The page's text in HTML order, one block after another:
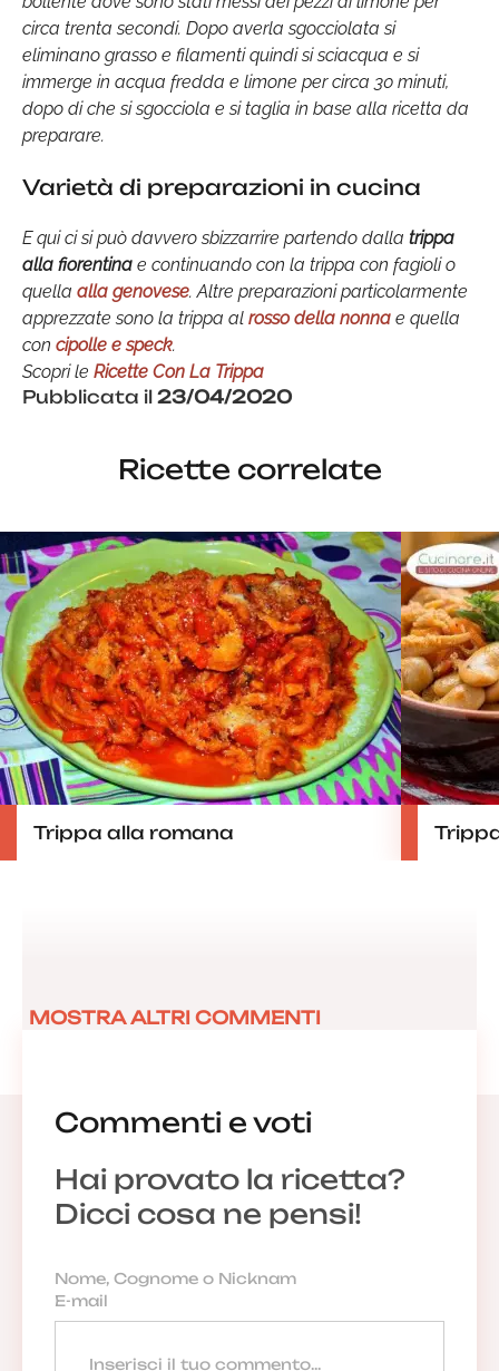
circa trenta secondi. Dopo averla sgocciolata si
eliminano grasso e filamenti quindi si sciacqua e si
immerge in acqua fredda e limone per circa 30 minuti,
dopo di che si sgocciola e si taglia in base alla ricetta da
preparare.
Varietà di preparazioni in cucina
E qui ci si può davvero sbizzarrire partendo dalla trippa
alla fiorentina e continuando con la trippa con fagioli o
quella alla genovese. Altre preparazioni particolarmente
apprezzate sono la trippa al rosso della nonna e quella
con cipolle e speck.
Scopri le Ricette Con La Trippa
Pubblicata il 23/04/2020
Ricette correlate
Trippa alla romana
Commenti e voti
Hai provato la ricetta?
Dicci cosa ne pensi!
MOSTRA ALTRI COMMENTI